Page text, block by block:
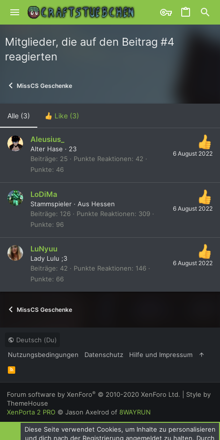
Mitglieder, die auf den Beitrag #4
reagierten
MissCS Geschenke
Alle (3) Like (3)
6 August 2022
Aleusius_
Alter Hase · 23
Beiträge
25 Punkte Reaktionen
42
Punkte
46
6 August 2022
LoDiMa
Stammspieler · Aus Hessen
Beiträge
126 Punkte Reaktionen
309
Punkte
96
6 August 2022
LuNyuu
Lady Lulu ;3
Beiträge
42 Punkte Reaktionen
146
Punkte
66
MissCS Geschenke
Deutsch (Du)
Nutzungsbedingungen
Datenschutz Hilfe und Impressum
R
S
Forum software by XenForo® © 2010-2020 XenForo Ltd.
Style by
ThemeHouse
XenPorta 2 PRO © Jason Axelrod of 8WAYRUN
Diese Seite verwendet Cookies, um Inhalte zu personalisieren
und dich nach der Registrierung angemeldet zu halten. Durch